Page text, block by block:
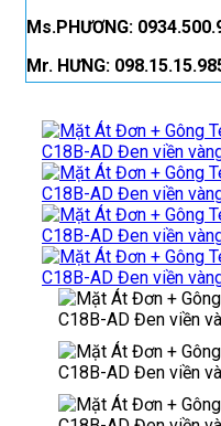
Ms.PHƯƠNG:
Mr. HƯNG: